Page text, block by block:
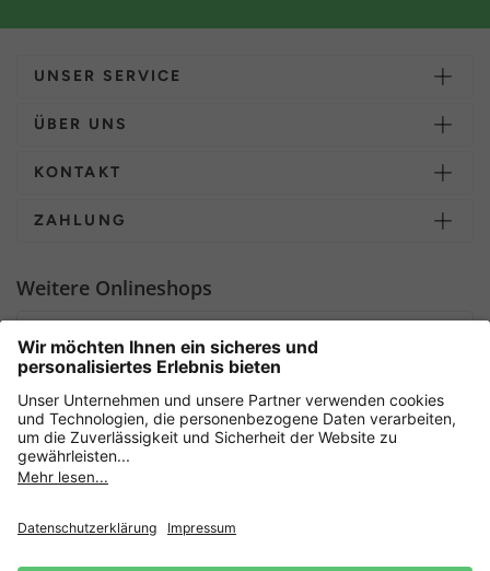
UNSER SERVICE
ÜBER UNS
KONTAKT
ZAHLUNG
Weitere Onlineshops
Sicher einkaufen mit